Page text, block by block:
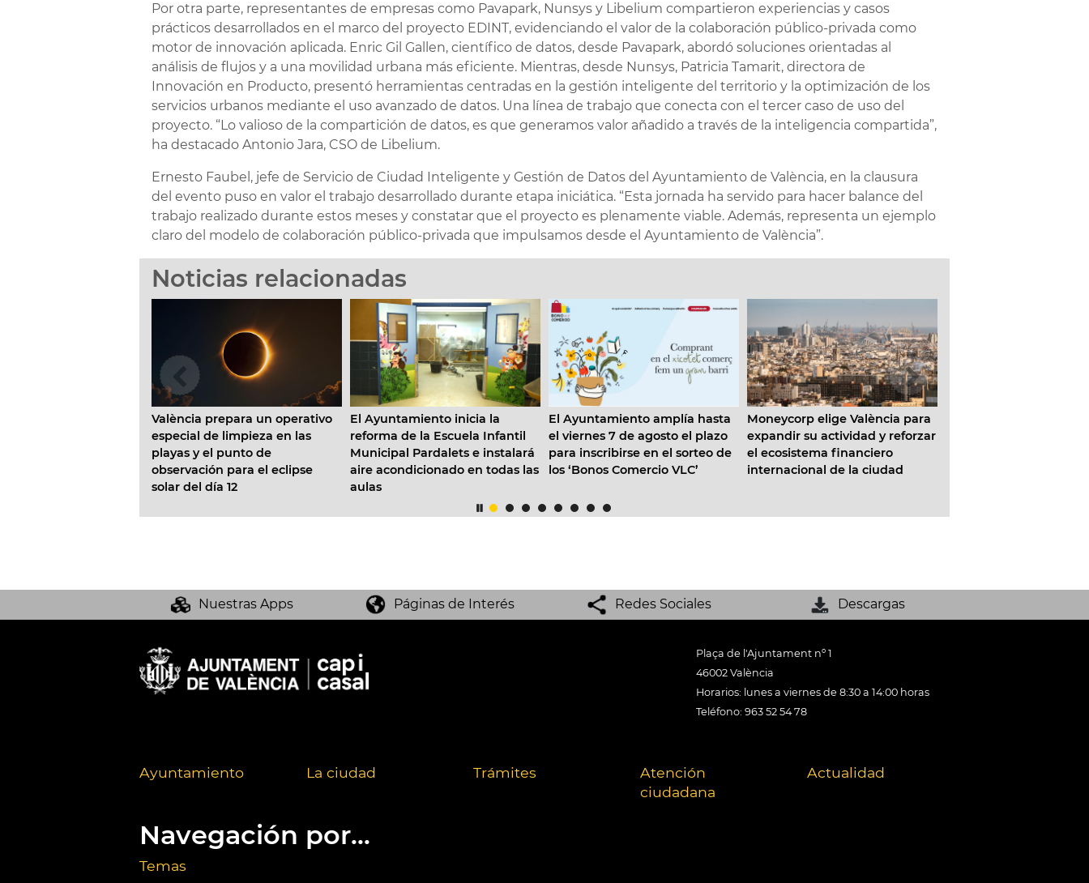
Por otra parte, representantes de empresas como Pavapark, Nunsys y Libelium compartieron experiencias y casos
prácticos desarrollados en el marco del proyecto EDINT, evidenciando el valor de la colaboración público-privada como
motor de innovación aplicada. Enric Gil Gallen, científico de datos, desde Pavapark, abordó soluciones orientadas al
análisis de flujos y a una movilidad urbana más eficiente. Mientras, desde Nunsys, Patricia Tamarit, directora de
Innovación en Producto, presentó herramientas centradas en la gestión inteligente del territorio y la optimización de los
servicios urbanos mediante el uso avanzado de datos. Una línea de trabajo que conecta con el tercer caso de uso del
proyecto. “Lo valioso de la compartición de datos, es que generamos valor añadido a través de la inteligencia compartida”,
ha destacado Antonio Jara, CSO de Libelium.
Ernesto Faubel, jefe de Servicio de Ciudad Inteligente y Gestión de Datos del Ayuntamiento de València, en la clausura
del evento puso en valor el trabajo desarrollado durante etapa iniciática. “Esta jornada ha servido para hacer balance del
trabajo realizado durante estos meses y constatar que el proyecto es plenamente viable. Además, representa un ejemplo
claro del modelo de colaboración público-privada que impulsamos desde el Ayuntamiento de València”.
Noticias relacionadas
València prepara un operativo
especial de limpieza en las
playas y el punto de
observación para el eclipse
El Ayuntamiento inicia la
reforma de la Escuela Infantil
Municipal Pardalets e instalará
aire acondicionado en todas las
El Ayuntamiento amplía hasta
el viernes 7 de agosto el plazo
para inscribirse en el sorteo de
los ‘Bonos Comercio VLC’
Moneycorp elige València para
expandir su actividad y reforzar
el ecosistema financiero
internacional de la ciudad
La Concejalía de Parques y
Jardines culmina la
restauración del rocódromo del
Parc Central
Nuestras Apps Páginas de Interés Redes Sociales Descargas
Plaça de l'Ajuntament nº 1
46002 València
Horarios: lunes a viernes de 8:30 a 14:00 horas
Teléfono: 963 52 54 78
Ayuntamiento La ciudad Trámites
Atención
ciudadana
Actualidad
Navegación por...
Temas